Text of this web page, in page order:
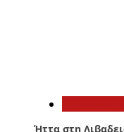
Ήττα στη